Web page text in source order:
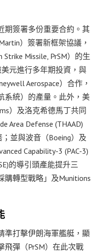
期簽署多份重要合約。其
）簽署新框架協議，
Missile, PrSM）的生
元進行多年期投資，與
Aerospace）合作，
系統）的產量。此外，美
）及洛克希德馬丁共同
Area Defense (THAAD)
並與波音（Boeing）及
Capability-3 (PAC-3)
的導引頭產能提升三
購轉型戰略」及Munitions
準打擊伊朗海軍艦艇，顯
飛彈（PrSM）在此次戰